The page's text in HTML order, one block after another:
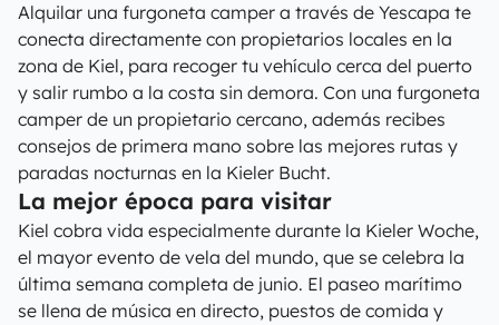
Alquilar una furgoneta camper a través de Yescapa te
conecta directamente con propietarios locales en la
zona de Kiel, para recoger tu vehículo cerca del puerto
y salir rumbo a la costa sin demora. Con una furgoneta
camper de un propietario cercano, además recibes
consejos de primera mano sobre las mejores rutas y
paradas nocturnas en la Kieler Bucht.
La mejor época para visitar
Kiel cobra vida especialmente durante la Kieler Woche,
el mayor evento de vela del mundo, que se celebra la
última semana completa de junio. El paseo marítimo
se llena de música en directo, puestos de comida y